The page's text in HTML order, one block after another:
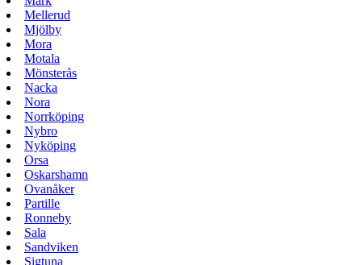
Mellerud
Mjölby
Mora
Motala
Mönsterås
Nacka
Nora
Norrköping
Nybro
Nyköping
Orsa
Oskarshamn
Ovanåker
Partille
Ronneby
Sala
Sandviken
Sigtuna